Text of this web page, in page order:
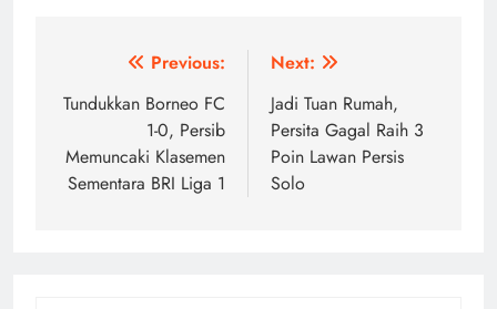
Navigasi
pos
Previous:
Tundukkan Borneo FC
1-0, Persib
Memuncaki Klasemen
Sementara BRI Liga 1
Next:
Jadi Tuan Rumah,
Persita Gagal Raih 3
Poin Lawan Persis
Solo